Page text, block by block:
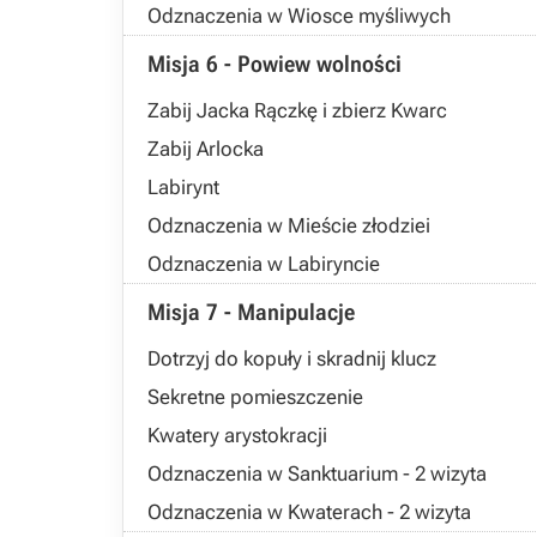
Odznaczenia w Wiosce myśliwych
Misja 6 - Powiew wolności
Zabij Jacka Rączkę i zbierz Kwarc
Zabij Arlocka
Labirynt
Odznaczenia w Mieście złodziei
Odznaczenia w Labiryncie
Misja 7 - Manipulacje
Dotrzyj do kopuły i skradnij klucz
Sekretne pomieszczenie
Kwatery arystokracji
Odznaczenia w Sanktuarium - 2 wizyta
Odznaczenia w Kwaterach - 2 wizyta